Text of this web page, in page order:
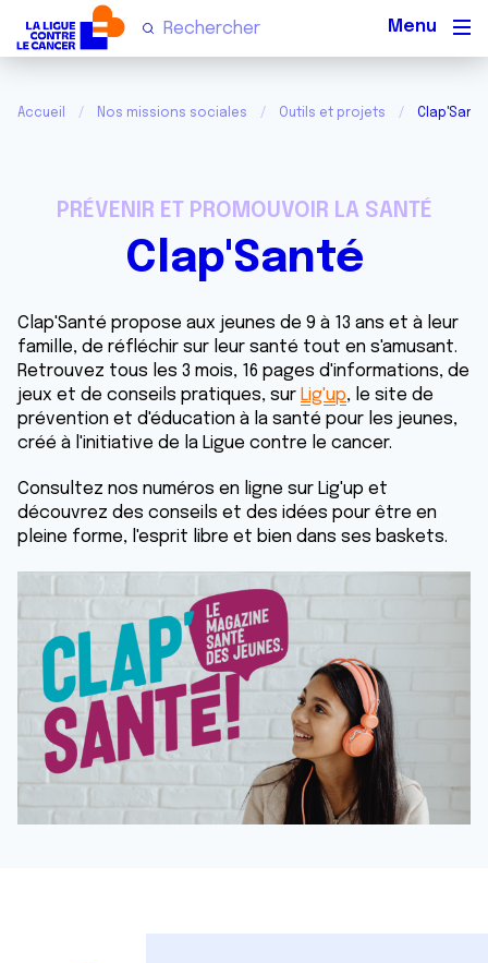
Accueil Nos missions sociales Outils et projets Clap'Santé
PRÉVENIR ET PROMOUVOIR LA SANTÉ
Clap'Santé
Clap'Santé propose aux jeunes de 9 à 13 ans et à leur
famille, de réfléchir sur leur santé tout en s'amusant.
Retrouvez tous les 3 mois, 16 pages d'informations, de
jeux et de conseils pratiques, sur Lig'up, le site de
prévention et d'éducation à la santé pour les jeunes,
créé à l'initiative de la Ligue contre le cancer.
Consultez nos numéros en ligne sur Lig'up et
découvrez des conseils et des idées pour être en
pleine forme, l'esprit libre et bien dans ses baskets.